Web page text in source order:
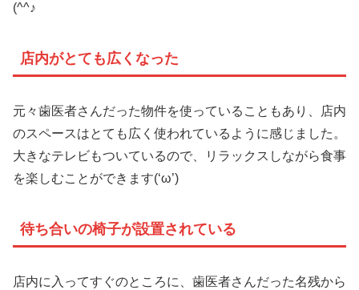
(^^♪
店内がとても広くなった
元々歯医者さんだった物件を使っていることもあり、店内
のスペースはとても広く使われているように感じました。
大きなテレビもついているので、リラックスしながら食事
を楽しむことができます(‘ω’)
待ち合いの椅子が設置されている
店内に入ってすぐのところに、歯医者さんだった名残から